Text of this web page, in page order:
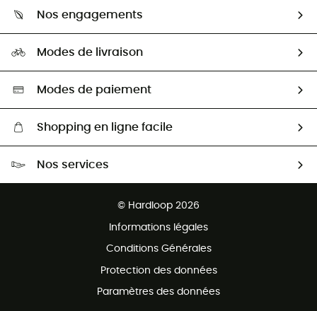
Guide des tailles
Seconde Main
Aide & Contact
HardGuides
Nos engagements
Sélection éco-responsable
Modes de livraison
Modes de paiement
Shopping en ligne facile
Nos services
© Hardloop 2026
Informations légales
Conditions Générales
Protection des données
Paramètres des données